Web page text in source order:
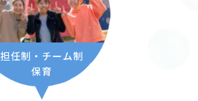
担任制・チーム制
保育